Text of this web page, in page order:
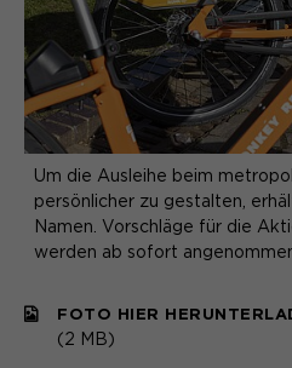
Laufzeit 1 Monat
Zweck
Speichert den
Benutzers für
aktuellen
Um die Ausleihe beim
persönlicher zu gestalten,
Namen. Vorschläge für die
werden ab sofort
FOTO HIER
(2 MB)